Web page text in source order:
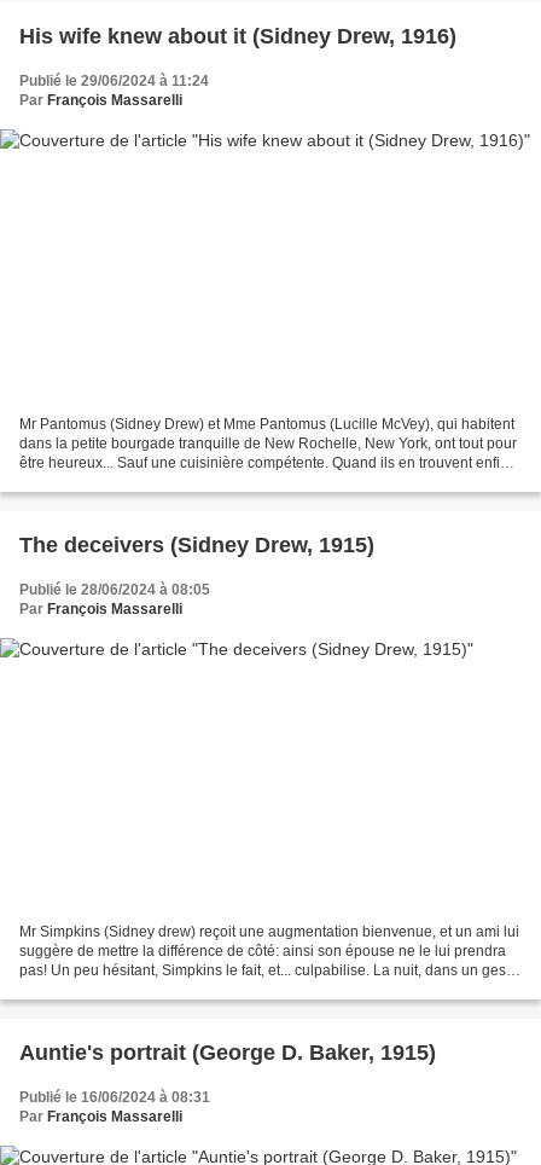
His wife knew about it (Sidney Drew, 1916)
Publié le 29/06/2024 à 11:24
Par François Massarelli
Mr Pantomus (Sidney Drew) et Mme Pantomus (Lucille McVey), qui habitent
dans la petite bourgade tranquille de New Rochelle, New York, ont tout pour
être heureux... Sauf une cuisinière compétente. Quand ils en trouvent enfin
The deceivers (Sidney Drew, 1915)
Publié le 28/06/2024 à 08:05
Par François Massarelli
Mr Simpkins (Sidney drew) reçoit une augmentation bienvenue, et un ami lui
suggère de mettre la différence de côté: ainsi son épouse ne le lui prendra
pas! Un peu hésitant, Simpkins le fait, et... culpabilise. La nuit, dans un geste
Auntie's portrait (George D. Baker, 1915)
Publié le 16/06/2024 à 08:31
Par François Massarelli